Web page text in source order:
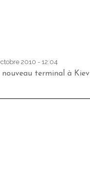
2010 - 12:04
nouveau terminal à Kiev